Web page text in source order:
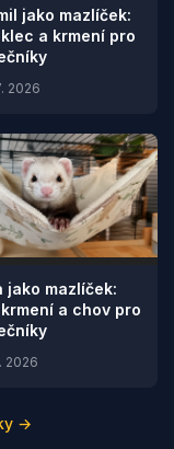
jako mazlíček:
a krmení pro
2026
jako mazlíček:
a chov pro
2026
→